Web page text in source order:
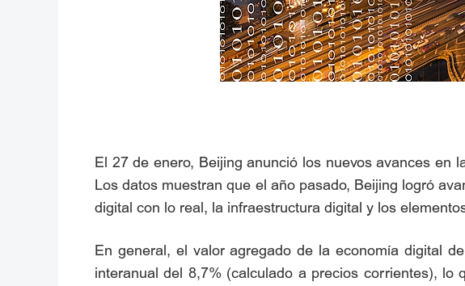
El 27 de enero, Beijing anunció los nuevos avances en
Los datos muestran que el año pasado, Beijing logró
digital con lo real, la infraestructura digital y los
En general, el valor agregado de la economía digital
interanual del 8,7% (calculado a precios corrientes),